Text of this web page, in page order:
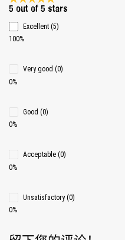
Average rating 5 of 5 Stars
5 out of 5 stars
Excellent (5)
100%
Very good (0)
0%
Good (0)
0%
Acceptable (0)
0%
Unsatisfactory (0)
0%